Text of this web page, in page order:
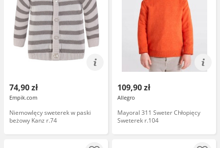
74,90 zł
Empik.com
Niemowlęcy sweterek w paski
beżowy Kanz r.74
109,90 zł
Allegro
Mayoral 311 Sweter Chłopięcy
Sweterek r.104